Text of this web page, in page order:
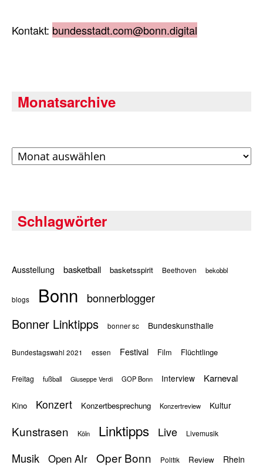
Kontakt: bundesstadt.com@bonn.digital
Monatsarchive
Archiv
Schlagwörter
Ausstellung basketball basketsspirit Beethoven bekobbl
blogs Bonn bonnerblogger
Bonner Linktipps bonner sc Bundeskunsthalle
Bundestagswahl 2021 essen Festival Film Flüchtlinge
Freitag fußball Giuseppe Verdi GOP Bonn Interview Karneval
Kino Konzert Konzertbesprechung Konzertreview Kultur
Kunstrasen Köln Linktipps Live Livemusik
Musik Open AIr Oper Bonn Politik Review Rhein